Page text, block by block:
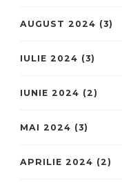
AUGUST 2024 (3)
IULIE 2024 (3)
IUNIE 2024 (2)
MAI 2024 (3)
APRILIE 2024 (2)